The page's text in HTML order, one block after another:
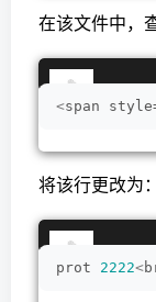
在该文件中，
<span
将该行更改为：
prot 2222<